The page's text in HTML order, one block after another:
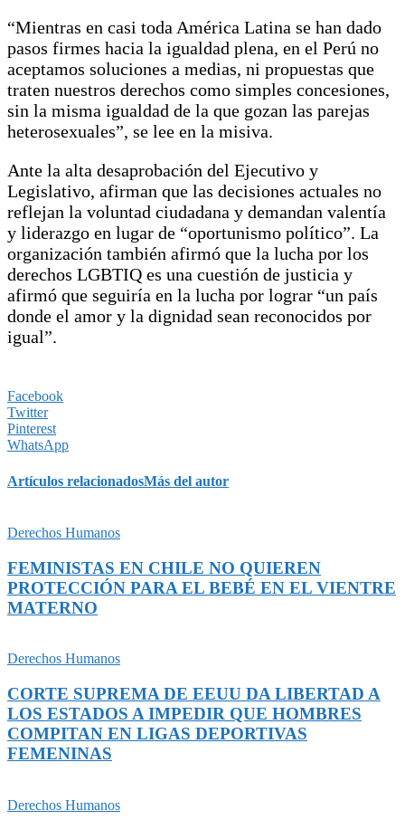
“Mientras en casi toda América Latina se han dado
pasos firmes hacia la igualdad plena, en el Perú no
aceptamos soluciones a medias, ni propuestas que
traten nuestros derechos como simples concesiones,
sin la misma igualdad de la que gozan las parejas
heterosexuales”, se lee en la misiva.
Ante la alta desaprobación del Ejecutivo y
Legislativo, afirman que las decisiones actuales no
reflejan la voluntad ciudadana y demandan valentía
y liderazgo en lugar de “oportunismo político”. La
organización también afirmó que la lucha por los
derechos LGBTIQ es una cuestión de justicia y
afirmó que seguiría en la lucha por lograr “un país
donde el amor y la dignidad sean reconocidos por
igual”.
Facebook
Twitter
Pinterest
WhatsApp
Artículos relacionadosMás del autor
Derechos Humanos
FEMINISTAS EN CHILE NO QUIEREN
PROTECCIÓN PARA EL BEBÉ EN EL VIENTRE
MATERNO
Derechos Humanos
CORTE SUPREMA DE EEUU DA LIBERTAD A
LOS ESTADOS A IMPEDIR QUE HOMBRES
COMPITAN EN LIGAS DEPORTIVAS
FEMENINAS
Derechos Humanos